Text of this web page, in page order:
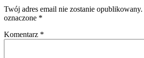
Twój adres email nie zostanie opublikowany.
oznaczone *
Komentarz *